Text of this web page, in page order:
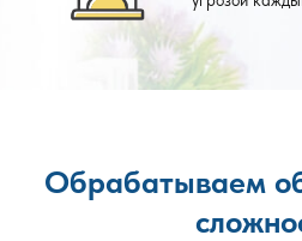
Обрабатываем